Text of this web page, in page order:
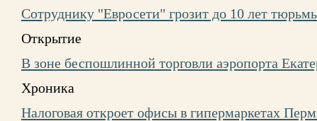
Сотруднику "Евросети" грозит до 10 лет
Открытие
В зоне беспошлинной торговли аэропорта
Хроника
Налоговая откроет офисы в гипермаркетах